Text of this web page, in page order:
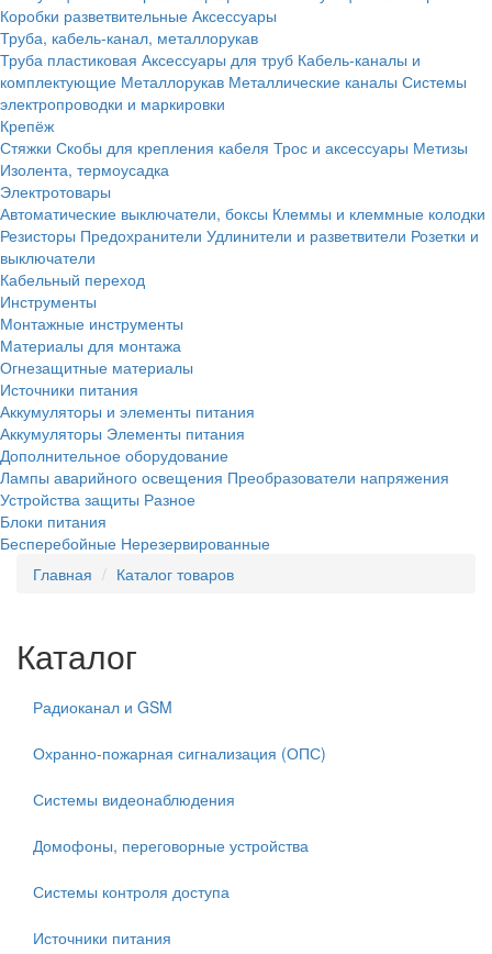
Коробки разветвительные Аксессуары
Труба, кабель-канал, металлорукав
Труба пластиковая Аксессуары для труб Кабель-каналы и
комплектующие Металлорукав Металлические каналы Системы
электропроводки и маркировки
Крепёж
Стяжки Скобы для крепления кабеля Трос и аксессуары Метизы
Изолента, термоусадка
Электротовары
Автоматические выключатели, боксы Клеммы и клеммные колодки
Резисторы Предохранители Удлинители и разветвители Розетки и
выключатели
Кабельный переход
Инструменты
Монтажные инструменты
Материалы для монтажа
Огнезащитные материалы
Источники питания
Аккумуляторы и элементы питания
Аккумуляторы Элементы питания
Дополнительное оборудование
Лампы аварийного освещения Преобразователи напряжения
Устройства защиты Разное
Блоки питания
Бесперебойные Нерезервированные
Главная
Каталог товаров
Каталог
Радиоканал и GSM
Охранно-пожарная сигнализация (ОПС)
Системы видеонаблюдения
Домофоны, переговорные устройства
Системы контроля доступа
Источники питания